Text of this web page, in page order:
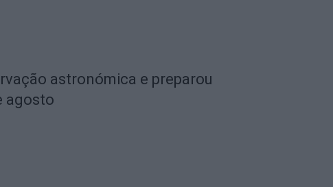
astronómica e preparou
agosto